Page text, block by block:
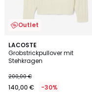
Outlet
LACOSTE
Grobstrickpullover mit
Stehkragen
200,00 €
140,00 € -30%